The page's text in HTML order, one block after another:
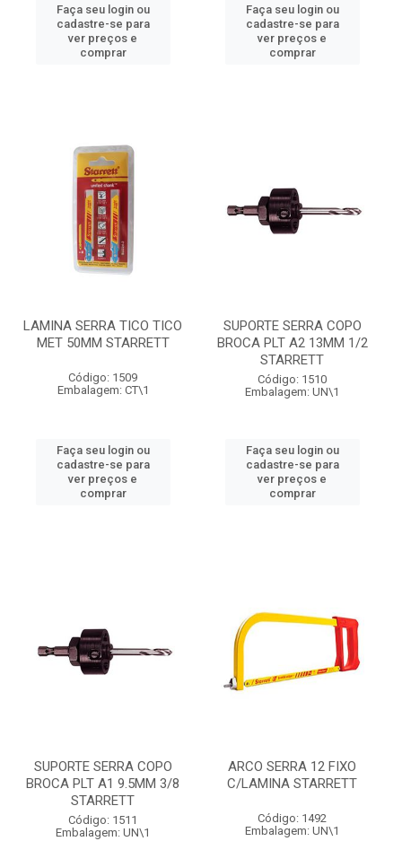
Faça seu login ou
cadastre-se para
ver preços e
comprar
Faça seu login ou
cadastre-se para
ver preços e
comprar
LAMINA SERRA TICO TICO
MET 50MM STARRETT
Código: 1509
Embalagem: CT\1
Faça seu login ou
cadastre-se para
ver preços e
comprar
SUPORTE SERRA COPO
BROCA PLT A2 13MM 1/2
STARRETT
Código: 1510
Embalagem: UN\1
Faça seu login ou
cadastre-se para
ver preços e
comprar
SUPORTE SERRA COPO
BROCA PLT A1 9.5MM 3/8
STARRETT
Código: 1511
Embalagem: UN\1
ARCO SERRA 12 FIXO
C/LAMINA STARRETT
Código: 1492
Embalagem: UN\1